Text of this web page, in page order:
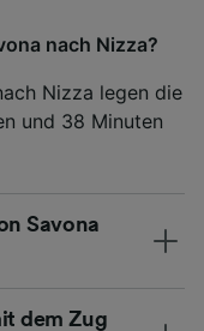
nach Nizza?
Nizza legen die
und 38 Minuten
Savona
dem Zug